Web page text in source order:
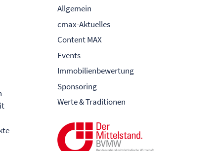
Allgemein
cmax-Aktuelles
Content MAX
Events
Immobilienbewertung
Sponsoring
Werte & Traditionen